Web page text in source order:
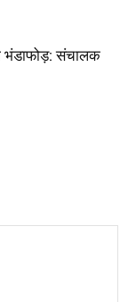
संचालक